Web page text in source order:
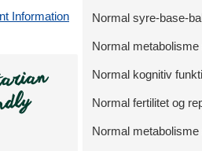
Normal syre-base-
Normal
Normal kognitiv
Normal fertilitet og
Normal metabolisme
Information